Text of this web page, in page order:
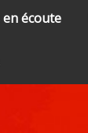
écoute